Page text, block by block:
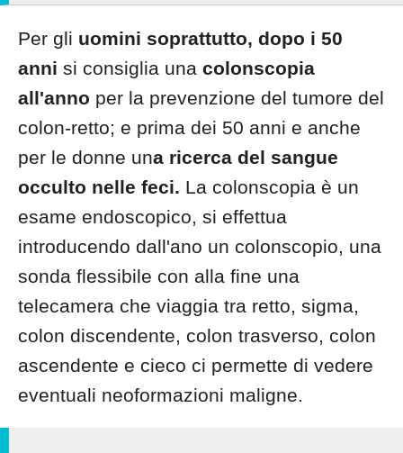
Per gli uomini soprattutto, dopo i 50
anni si consiglia una colonscopia
all'anno per la prevenzione del tumore del
colon-retto; e prima dei 50 anni e anche
per le donne una ricerca del sangue
occulto nelle feci. La colonscopia è un
esame endoscopico, si effettua
introducendo dall'ano un colonscopio, una
sonda flessibile con alla fine una
telecamera che viaggia tra retto, sigma,
colon discendente, colon trasverso, colon
ascendente e cieco ci permette di vedere
eventuali neoformazioni maligne.